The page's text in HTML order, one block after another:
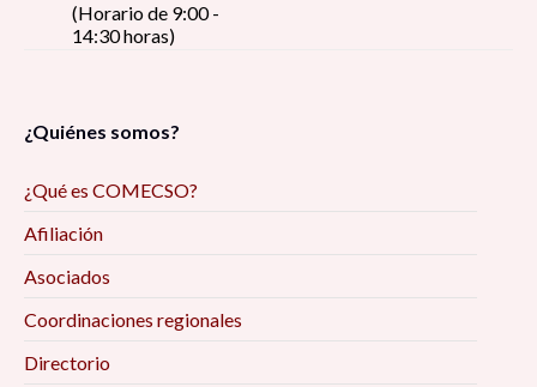
(Horario de 9:00 -
14:30 horas)
¿Quiénes somos?
¿Qué es COMECSO?
Afiliación
Asociados
Coordinaciones regionales
Directorio